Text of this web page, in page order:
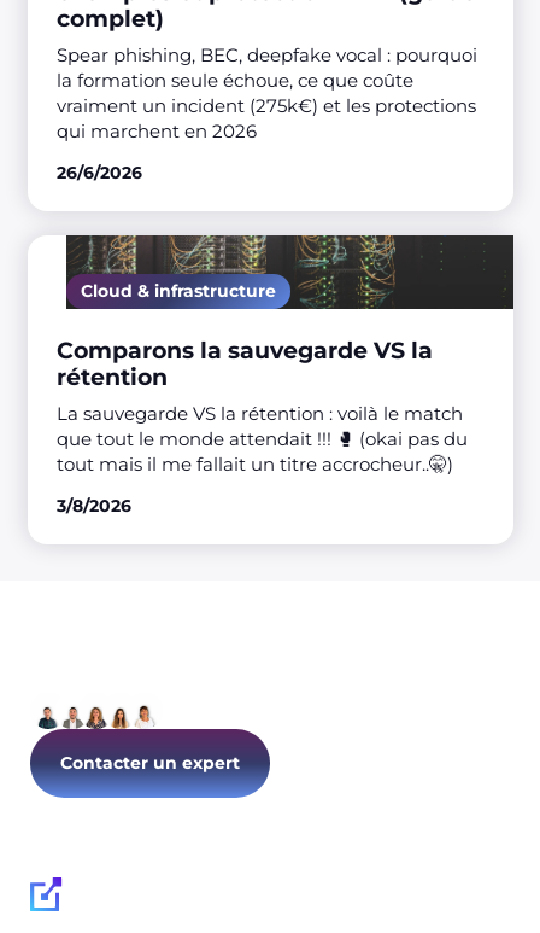
complet)
Spear phishing, BEC, deepfake vocal : pourquoi
la formation seule échoue, ce que coûte
vraiment un incident (275k€) et les protections
qui marchent en 2026
26/6/2026
Cloud & infrastructure
Comparons la sauvegarde VS la
rétention
La sauvegarde VS la rétention : voilà le match
que tout le monde attendait !!! 🥊 (okai pas du
tout mais il me fallait un titre accrocheur..🤫)
3/8/2026
Contacter un expert